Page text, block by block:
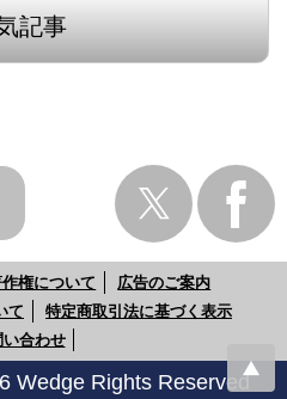
記事
権について
広告のご案内
て
特定商取引法に基づく表示
い合わせ
Wedge Rights Reserved